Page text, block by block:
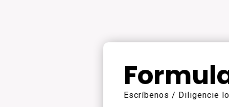
Escríbenos / Diligencie